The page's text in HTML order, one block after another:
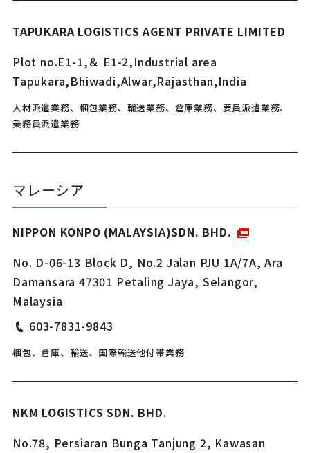
TAPUKARA LOGISTICS AGENT PRIVATE LIMITED
Plot no.E1-1,＆ E1-2,Industrial area
Tapukara,Bhiwadi,Alwar,Rajasthan,India
人材派遣業務、梱包業務、輸送業務、倉庫業務、要員派遣業務、
乗務員派遣業務
マレーシア
NIPPON KONPO (MALAYSIA)SDN. BHD.
No. D-06-13 Block D, No.2 Jalan PJU 1A/7A, Ara
Damansara 47301 Petaling Jaya, Selangor,
Malaysia
603-7831-9843
梱包、倉庫、輸送、国際輸送他付帯業務
NKM LOGISTICS SDN. BHD.
No.78, Persiaran Bunga Tanjung 2, Kawasan